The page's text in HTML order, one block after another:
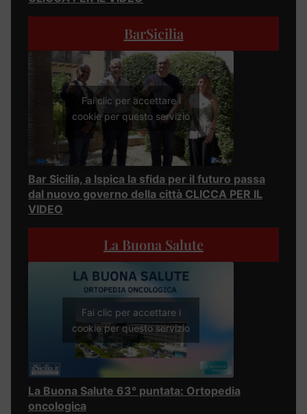
BarSicilia
Fai clic per accettare i
cookie per questo servizio
Bar Sicilia, a Ispica la sfida per il futuro passa
dal nuovo governo della città CLICCA PER IL
VIDEO
La Buona Salute
Fai clic per accettare i
cookie per questo servizio
La Buona Salute 63° puntata: Ortopedia
oncologica